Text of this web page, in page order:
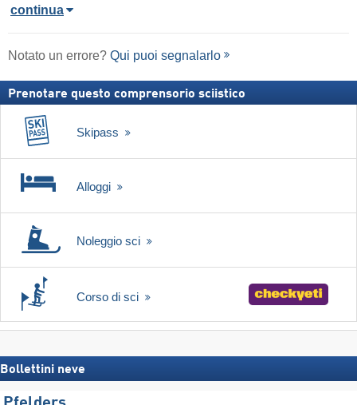
continua
Notato un errore? Qui puoi segnalarlo
Prenotare questo comprensorio sciistico
Skipass
Alloggi
Noleggio sci
Corso di sci
Bollettini neve